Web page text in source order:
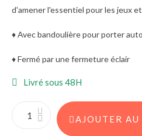
d'amener l'essentiel pour les jeux
♦ Avec bandoulière pour porter
♦ Fermé par une fermeture éclair
Livré sous 48H
AJOUTER AU